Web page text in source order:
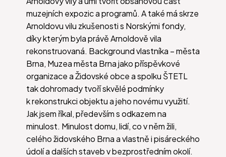
muzejních expozic a programů. A také má skrze
Arnoldovu vilu zkušenosti s Norskými fondy,
díky kterým byla právě Arnoldově vila
rekonstruovaná. Background vlastníka – města
Brna, Muzea města Brna jako příspěvkové
organizace a Židovské obce a spolku ŠTETL
tak dohromady tvoří skvělé podmínky
k rekonstrukci objektu a jeho novému využití.
Jak jsem říkal, především s odkazem na
minulost. Minulost domu, lidí, co v něm žili,
celého židovského Brna a vlastně i pisáreckého
údolí a dalších staveb v bezprostředním okolí.